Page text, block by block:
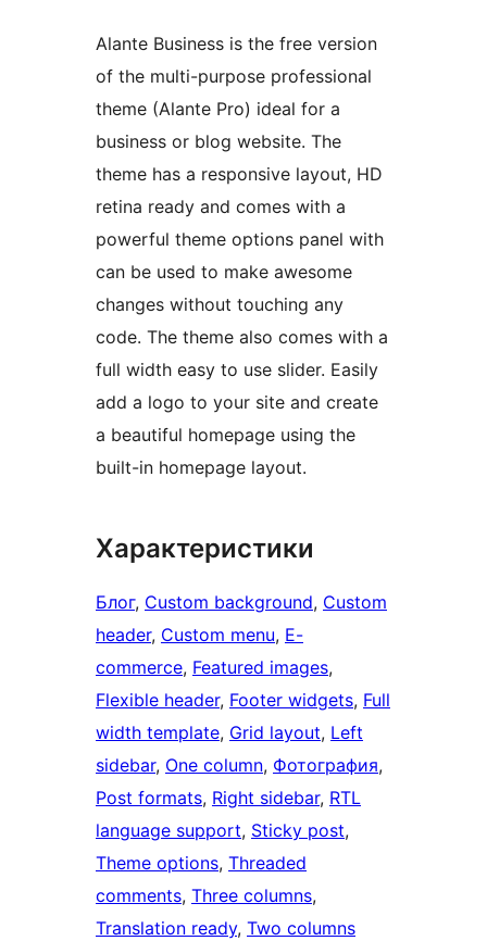
Alante Business is the free version
of the multi-purpose professional
theme (Alante Pro) ideal for a
business or blog website. The
theme has a responsive layout, HD
retina ready and comes with a
powerful theme options panel with
can be used to make awesome
changes without touching any
code. The theme also comes with a
full width easy to use slider. Easily
add a logo to your site and create
a beautiful homepage using the
built-in homepage layout.
Характеристики
Блог, Custom background, Custom
header, Custom menu, E-
commerce, Featured images
Flexible header, Footer widgets, Full
width template, Grid layout, Left
sidebar, One column, Фотография
Post formats, Right sidebar, RTL
language support, Sticky post
Theme options, Threaded
comments, Three columns
Translation ready, Two columns